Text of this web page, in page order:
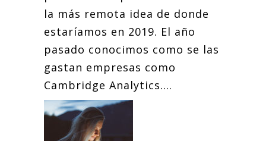
la más remota idea de donde
estaríamos en 2019. El año
pasado conocimos como se las
gastan empresas como
Cambridge Analytics....